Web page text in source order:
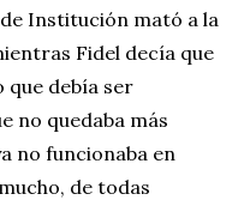
Institución mató a la
Fidel decía que
que debía ser
no quedaba más
no funcionaba en
de todas